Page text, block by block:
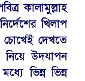
কালামুল্লাহ
খিলাপ
চোখেই দেখতে
উদযাপন
ভিন্ন ভিন্ন